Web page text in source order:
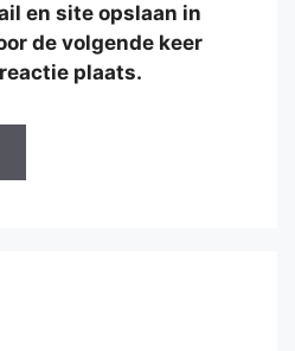
en site opslaan in
de volgende keer
plaats.